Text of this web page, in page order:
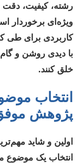
رشته، کیفیت، دقت
ویژه‌ای برخوردار
کاربردی برای طی
با دیدی روشن و
خلق کنند.
انتخاب
پژوهش
اولین و شاید
انتخاب یک